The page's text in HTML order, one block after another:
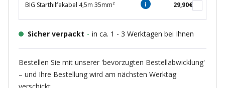
BIG Starthilfekabel 4,5m 35mm² 29,90€
Sicher verpackt - in ca. 1 - 3 Werktagen bei Ihnen
Bestellen Sie mit unserer 'bevorzugten Bestellabwicklung'
– und Ihre Bestellung wird am nächsten Werktag